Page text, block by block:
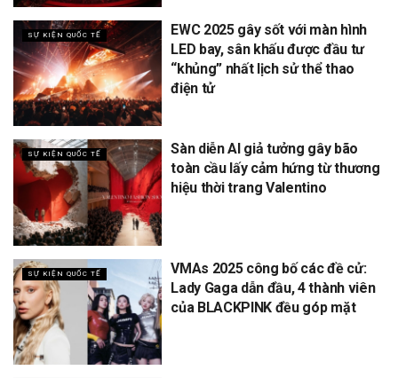
SỰ KIỆN QUỐC TẾ
EWC 2025 gây sốt với màn hình
LED bay, sân khấu được đầu tư
“khủng” nhất lịch sử thể thao
điện tử
SỰ KIỆN QUỐC TẾ
Sàn diễn AI giả tưởng gây bão
toàn cầu lấy cảm hứng từ thương
hiệu thời trang Valentino
SỰ KIỆN QUỐC TẾ
VMAs 2025 công bố các đề cử:
Lady Gaga dẫn đầu, 4 thành viên
của BLACKPINK đều góp mặt